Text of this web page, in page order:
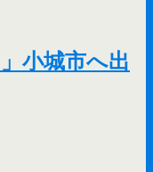
小城市へ出